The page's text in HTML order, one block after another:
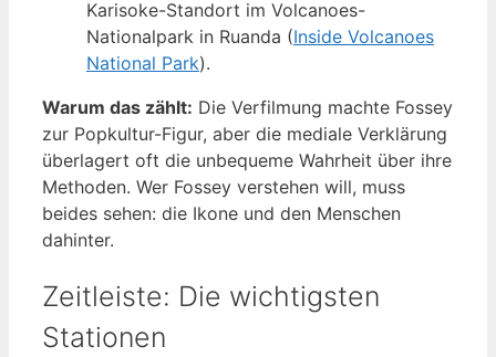
Karisoke-Standort im Volcanoes-
Nationalpark in Ruanda (Inside Volcanoes
National Park).
Warum das zählt: Die Verfilmung machte Fossey
zur Popkultur-Figur, aber die mediale Verklärung
überlagert oft die unbequeme Wahrheit über ihre
Methoden. Wer Fossey verstehen will, muss
beides sehen: die Ikone und den Menschen
dahinter.
Zeitleiste: Die wichtigsten
Stationen